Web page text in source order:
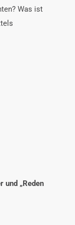
Was ist
und „Reden